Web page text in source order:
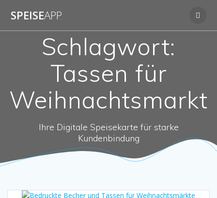
SPEISEAPP
Schlagwort:
Tassen für
Weihnachtsmarkt
Ihre Digitale Speisekarte für starke
Kundenbindung